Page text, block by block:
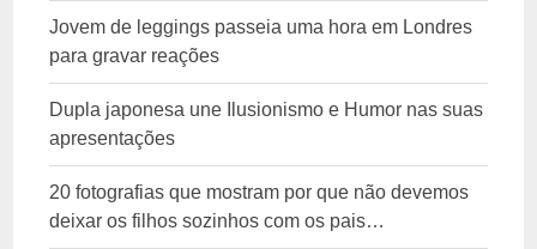
Jovem de leggings passeia uma hora em Londres
para gravar reações
Dupla japonesa une Ilusionismo e Humor nas suas
apresentações
20 fotografias que mostram por que não devemos
deixar os filhos sozinhos com os pais…